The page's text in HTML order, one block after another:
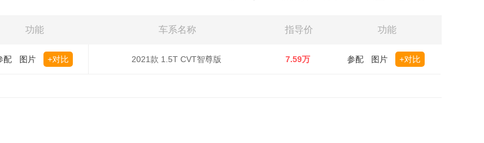
功能 车系名称 指导价 功能
配 图片 +对比 2021款 1.5T CVT智尊版 7.59万 参配 图片 +对比